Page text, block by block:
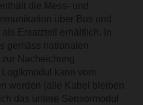
die Mess- und
über Bus und
Ersatzteil erhältlich. In
gemäss nationalen
Nacheichung
kann vom
werden (alle Kabel bleiben
das untere Sensormodul